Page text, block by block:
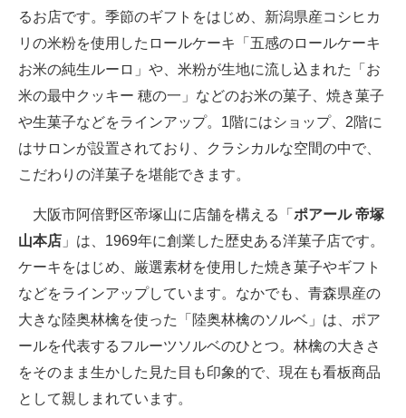
るお店です。季節のギフトをはじめ、新潟県産コシヒカ
リの米粉を使用したロールケーキ「五感のロールケーキ
お米の純生ルーロ」や、米粉が生地に流し込まれた「お
米の最中クッキー 穂の一」などのお米の菓子、焼き菓子
や生菓子などをラインアップ。1階にはショップ、2階に
はサロンが設置されており、クラシカルな空間の中で、
こだわりの洋菓子を堪能できます。
大阪市阿倍野区帝塚山に店舗を構える「 ポアール 帝塚
山本店 」は、1969年に創業した歴史ある洋菓子店です。
ケーキをはじめ、厳選素材を使用した焼き菓子やギフト
などをラインアップしています。なかでも、青森県産の
大きな陸奥林檎を使った「陸奥林檎のソルベ」は、ポア
ールを代表するフルーツソルベのひとつ。林檎の大きさ
をそのまま生かした見た目も印象的で、現在も看板商品
として親しまれています。